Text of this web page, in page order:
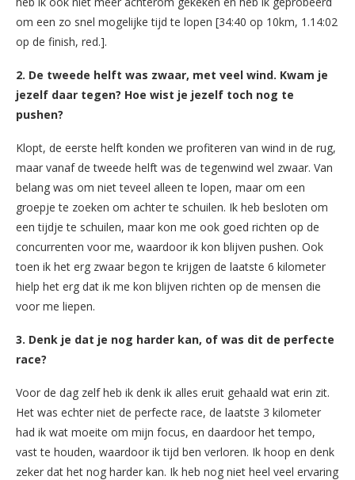
om een zo snel mogelijke tijd te lopen [34:40 op 10km, 1.14:02
op de finish, red.].
2. De tweede helft was zwaar, met veel wind. Kwam je
jezelf daar tegen? Hoe wist je jezelf toch nog te
pushen?
Klopt, de eerste helft konden we profiteren van wind in de rug,
maar vanaf de tweede helft was de tegenwind wel zwaar. Van
belang was om niet teveel alleen te lopen, maar om een
groepje te zoeken om achter te schuilen. Ik heb besloten om
een tijdje te schuilen, maar kon me ook goed richten op de
concurrenten voor me, waardoor ik kon blijven pushen. Ook
toen ik het erg zwaar begon te krijgen de laatste 6 kilometer
hielp het erg dat ik me kon blijven richten op de mensen die
voor me liepen.
3. Denk je dat je nog harder kan, of was dit de perfecte
race?
Voor de dag zelf heb ik denk ik alles eruit gehaald wat erin zit.
Het was echter niet de perfecte race, de laatste 3 kilometer
had ik wat moeite om mijn focus, en daardoor het tempo,
vast te houden, waardoor ik tijd ben verloren. Ik hoop en denk
zeker dat het nog harder kan. Ik heb nog niet heel veel ervaring